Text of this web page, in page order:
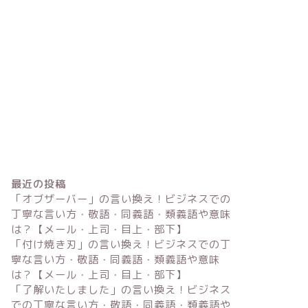
最近の投稿
「オブザーバー」の言い換え！ビジネスでの
丁寧な言い方・敬語・同義語・類義語や意味
は？【メール・上司・目上・部下】
「付け焼き刃」の言い換え！ビジネスでの丁
寧な言い方・敬語・同義語・類義語や意味
は？【メール・上司・目上・部下】
「了解いたしました」の言い換え！ビジネス
での丁寧な言い方・敬語・同義語・類義語や